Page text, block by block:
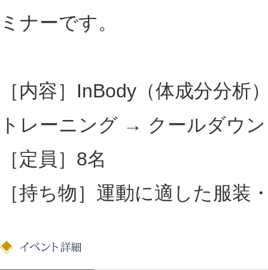
ミナーです。
［内容］InBody（体成分分
トレーニング → クールダウン
［定員］8名
［持ち物］運動に適した服装